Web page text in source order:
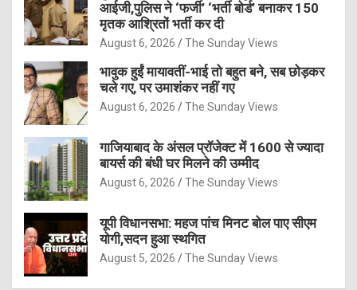
आईजी,पुलिस ने ‘फर्जी’ ‘भर्ती बोर्ड’ बनाकर 150
मृतक आश्रितों भर्ती कर दी
August 6, 2026 The Sunday Views
भावुक हुईं मायावतीं-भाई तो बहुत बने, सब छोड़कर
चले गए, पर उमाशंकर नहीं गए
August 6, 2026 The Sunday Views
गाजियाबाद के अंसल प्रॉजेक्ट में 1600 से ज्यादा
बायर्स की बंधी घर मिलने की उम्मीद
August 6, 2026 The Sunday Views
यूपी विधानसभा: महज पांच मिनट बोल पाए सीएम
योगी,सदन हुआ स्थगित
August 5, 2026 The Sunday Views